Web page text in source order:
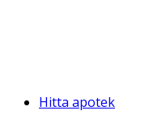
Hitta apotek